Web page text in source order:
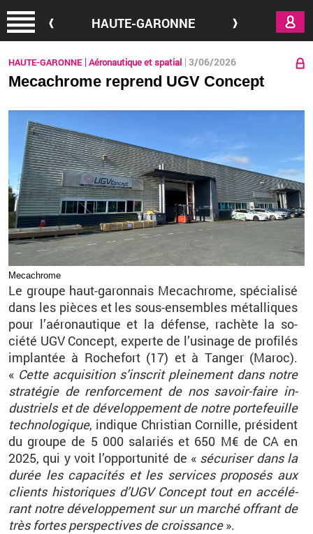
HAUTE-GARONNE
HAUTE-GARONNE Aéronautique et spatial 3/06/2026
Mecachrome reprend UGV Concept
Me­ca­chrome
Le groupe haut-ga­ron­nais Me­ca­chrome, spé­cia­lisé
dans les pièces et les sous-en­sembles mé­tal­liques
pour l’aé­ro­nau­tique et la dé­fense, ra­chète la so­
ciété UGV Concept, ex­perte de l’usi­nage de pro­fi­lés
im­plan­tée à Ro­che­fort (17) et à Tan­ger (Maroc).
« Cette ac­qui­si­tion s’ins­crit plei­ne­ment dans notre
stra­té­gie de ren­for­ce­ment de nos sa­voir-faire in­
dus­triels et de dé­ve­lop­pe­ment de notre por­te­feuille
tech­no­lo­gique, in­dique Chris­tian Cor­nille, pré­sident
du groupe de 5 000 sa­la­riés et 650 M€ de CA en
2025, qui y voit l’op­por­tu­nité de « sé­cu­ri­ser dans la
durée les ca­pa­ci­tés et les ser­vices pro­po­sés aux
clients his­to­riques d’UGV Concept tout en ac­cé­lé­
rant notre dé­ve­lop­pe­ment sur un mar­ché of­frant de
très fortes pers­pec­tives de crois­sance ».